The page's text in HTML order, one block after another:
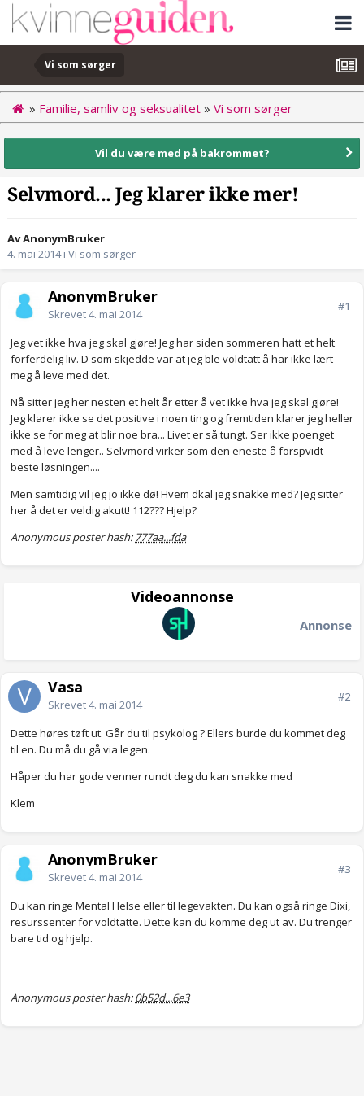
Vi som sørger
» Familie, samliv og seksualitet » Vi som sørger
Vil du være med på bakrommet?
Selvmord... Jeg klarer ikke mer!
Av AnonymBruker
4. mai 2014i Vi som sørger
AnonymBruker
Skrevet4. mai 2014
#1
Jeg vet ikke hva jeg skal gjøre! Jeg har siden sommeren hatt et helt
forferdelig liv. D som skjedde var at jeg ble voldtatt å har ikke lært
meg å leve med det.
Nå sitter jeg her nesten et helt år etter å vet ikke hva jeg skal gjøre!
Jeg klarer ikke se det positive i noen ting og fremtiden klarer jeg heller
ikke se for meg at blir noe bra... Livet er så tungt. Ser ikke poenget
med å leve lenger.. Selvmord virker som den eneste å forspvidt
beste løsningen....
Men samtidig vil jeg jo ikke dø! Hvem dkal jeg snakke med? Jeg sitter
her å det er veldig akutt! 112??? Hjelp?
Anonymous poster hash: 777aa...fda
Videoannonse
Annonse
Vasa
Skrevet4. mai 2014
#2
Dette høres tøft ut. Går du til psykolog ? Ellers burde du kommet deg
til en. Du må du gå via legen.
Håper du har gode venner rundt deg du kan snakke med
Klem
AnonymBruker
Skrevet4. mai 2014
#3
Du kan ringe Mental Helse eller til legevakten. Du kan også ringe Dixi,
resurssenter for voldtatte. Dette kan du komme deg ut av. Du trenger
bare tid og hjelp.
Anonymous poster hash:0b52d...6e3